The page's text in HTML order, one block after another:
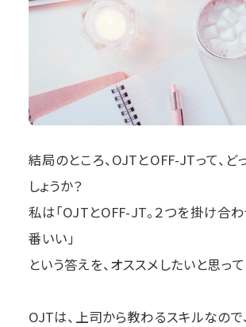
結局のところ、OJTとOFF-JTって、ど
しょうか？
私は「OJTとOFF-JT。２つを掛け合
番いい」
という答えを、オススメしたいと思って
OJTは、上司から教わるスキルなので